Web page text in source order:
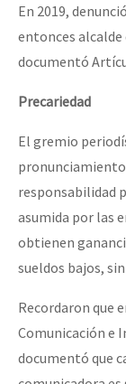
En 2019,
entonces alcalde
documentó
Precariedad
El gremio
responsabilidad
asumida por las
obtienen
sueldos bajos,
Recordaron que
Comunicación e
documentó que